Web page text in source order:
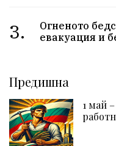
3.
Огненото
евакуация и
Предишна
1 май